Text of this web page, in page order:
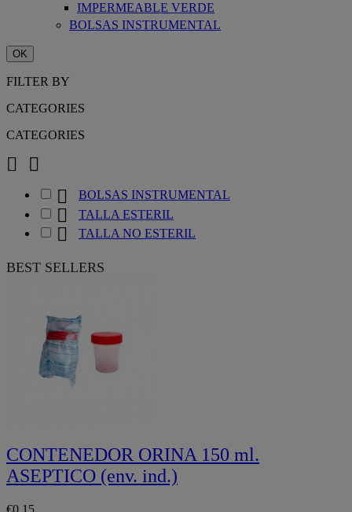
IMPERMEABLE VERDE
BOLSAS INSTRUMENTAL
OK
FILTER BY
CATEGORIES
CATEGORIES



BOLSAS INSTRUMENTAL
 TALLA ESTERIL
 TALLA NO ESTERIL
BEST SELLERS
CONTENEDOR ORINA 150 ml.
ASEPTICO (env. ind.)
€0.15